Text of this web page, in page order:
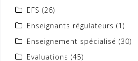
EFS (26)
Enseignants régulateurs (1)
Enseignement spécialisé (30)
Evaluations (45)